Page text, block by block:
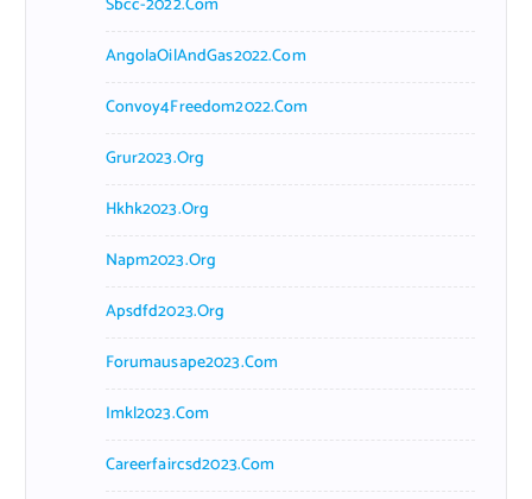
AngolaOilAndGas2022.com
Convoy4Freedom2022.com
Grur2023.org
Hkhk2023.org
Napm2023.org
Apsdfd2023.org
Forumausape2023.com
Imkl2023.com
Careerfaircsd2023.com